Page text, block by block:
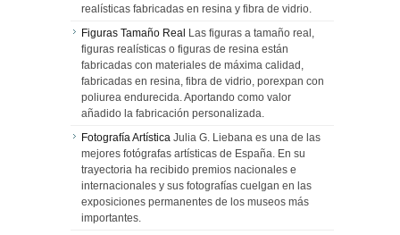
realísticas fabricadas en resina y fibra de vidrio.
Figuras Tamaño Real Las figuras a tamaño real,
figuras realísticas o figuras de resina están
fabricadas con materiales de máxima calidad,
fabricadas en resina, fibra de vidrio, porexpan con
poliurea endurecida. Aportando como valor
añadido la fabricación personalizada.
Fotografía Artística Julia G. Liebana es una de las
mejores fotógrafas artísticas de España. En su
trayectoria ha recibido premios nacionales e
internacionales y sus fotografías cuelgan en las
exposiciones permanentes de los museos más
importantes.